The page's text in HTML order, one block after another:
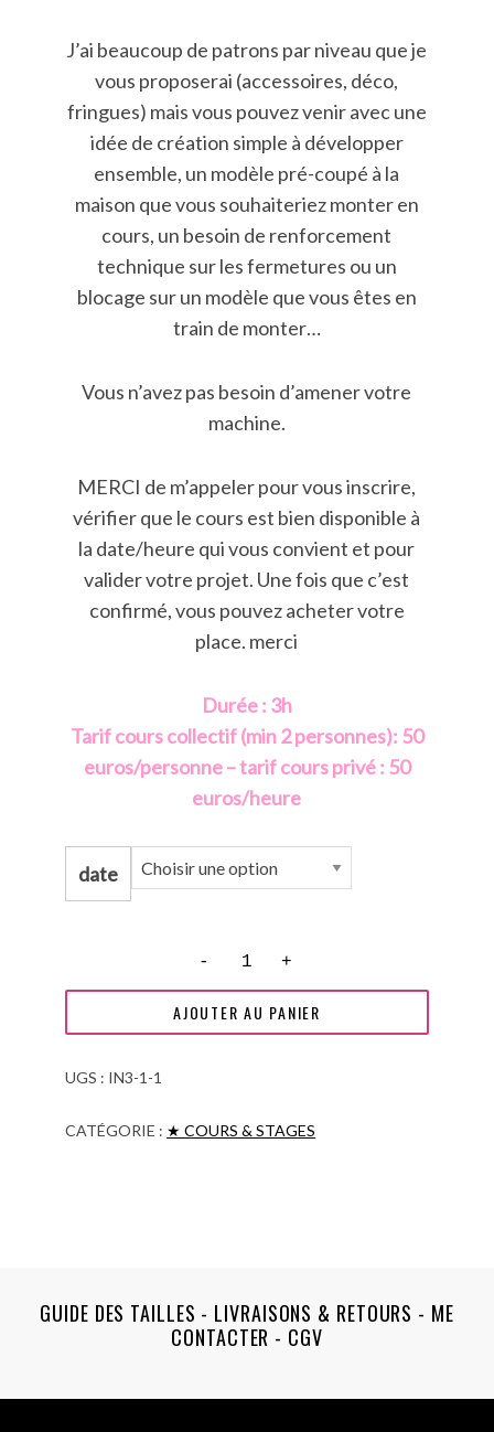
J’ai beaucoup de patrons par niveau que je
vous proposerai (accessoires, déco,
fringues) mais vous pouvez venir avec une
idée de création simple à développer
ensemble, un modèle pré-coupé à la
maison que vous souhaiteriez monter en
cours, un besoin de renforcement
technique sur les fermetures ou un
blocage sur un modèle que vous êtes en
train de monter…
Vous n’avez pas besoin d’amener votre
machine.
MERCI de m’appeler pour vous inscrire,
vérifier que le cours est bien disponible à
la date/heure qui vous convient et pour
valider votre projet. Une fois que c’est
confirmé, vous pouvez acheter votre
place. merci
Durée : 3h
Tarif cours collectif (min 2 personnes): 50
euros/personne – tarif cours privé : 50
euros/heure
date
a
n
t
u
r
AJOUTER AU PANIER
UGS : IN3-1-1
CATÉGORIE : ★ COURS & STAGES
GUIDE DES TAILLES - LIVRAISONS & RETOURS - ME
CONTACTER - CGV
a
: